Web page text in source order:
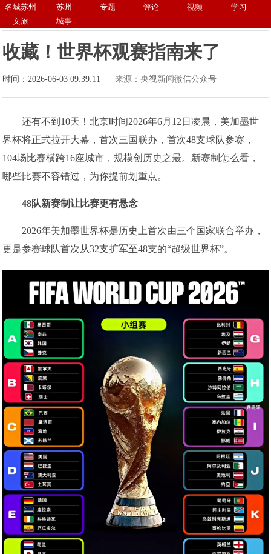
名城苏州 苏州 专题 评论 视频
学习
文旅
城事
收藏！世界杯观赛指南来了
时间：2026-06-03 09:39:11 来源：央视新闻微信公众号
还有不到10天！北京时间2026年6月12日凌晨，美加墨世
界杯将正式拉开大幕，首次三国联办，首次48支球队参赛，
104场比赛横跨16座城市，规模创历史之最。新赛制怎么看，
哪些比赛不容错过，为你提前划重点。
48队新赛制让比赛更有悬念
2026年美加墨世界杯是历史上首次由三个国家联合举办，
更是参赛球队首次从32支扩军至48支的“超级世界杯”。